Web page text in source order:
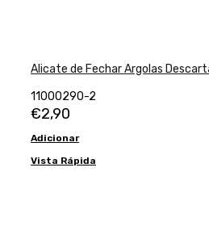
Alicate de Fechar Argolas
11000290-2
€2,90
Adicionar
Vista Rápida